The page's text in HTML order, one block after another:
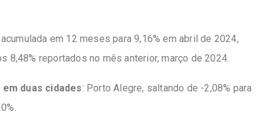
em 12 meses para 9,16% em abril de 2024,
8,48% reportados no mês anterior, março de 2024.
duas cidades: Porto Alegre, saltando de -2,08% para